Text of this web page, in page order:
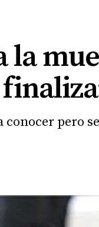
la
conocer pero